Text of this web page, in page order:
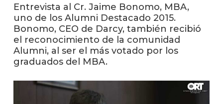
Entrevista al Cr. Jaime Bonomo, MBA,
uno de los Alumni Destacado 2015.
Bonomo, CEO de Darcy, también recibió
el reconocimiento de la comunidad
Alumni, al ser el más votado por los
graduados del MBA.